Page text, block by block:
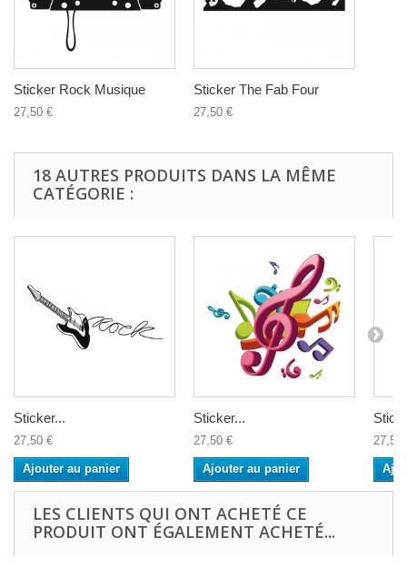
Sticker Rock Musique
27,50 €
Sticker The Fab Four
27,50 €
18 AUTRES PRODUITS DANS LA MÊME
CATÉGORIE :
Sticker...
27,50 €
Ajouter au panier
Sticker...
27,50 €
Ajouter au panier
27,50
LES CLIENTS QUI ONT ACHETÉ CE
PRODUIT ONT ÉGALEMENT ACHETÉ...